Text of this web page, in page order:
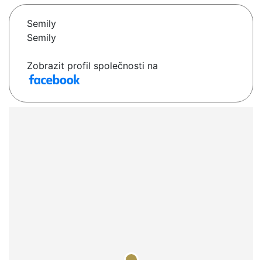
Semily
Semily
Zobrazit profil společnosti na